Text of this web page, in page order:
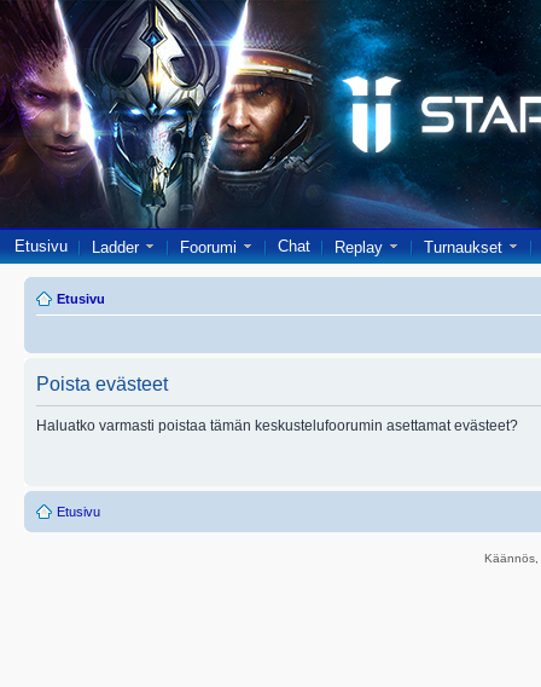
Etusivu Ladder Foorumi Chat Replay Turnaukset
Etusivu
Poista evästeet
Haluatko varmasti poistaa tämän keskustelufoorumin asettamat evästeet?
Etusivu